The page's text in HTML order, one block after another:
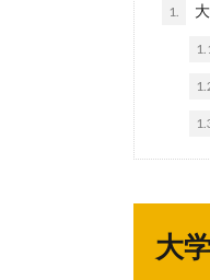
1.
大